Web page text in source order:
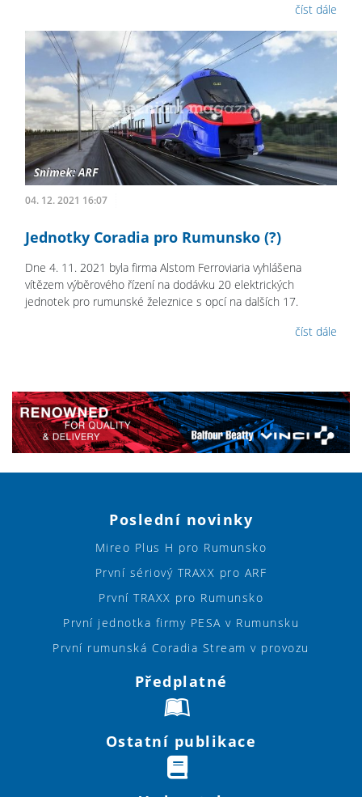
číst dále
04. 12. 2021 16:07
Jednotky Coradia pro Rumunsko (?)
Dne 4. 11. 2021 byla firma Alstom Ferroviaria vyhlášena
vítězem výběrového řízení na dodávku 20 elektrických
jednotek pro rumunské železnice s opcí na dalších 17.
číst dále
Poslední novinky
Mireo Plus H pro Rumunsko
První sériový TRAXX pro ARF
První TRAXX pro Rumunsko
První jednotka firmy PESA v Rumunsku
První rumunská Coradia Stream v provozu
Předplatné
Ostatní publikace